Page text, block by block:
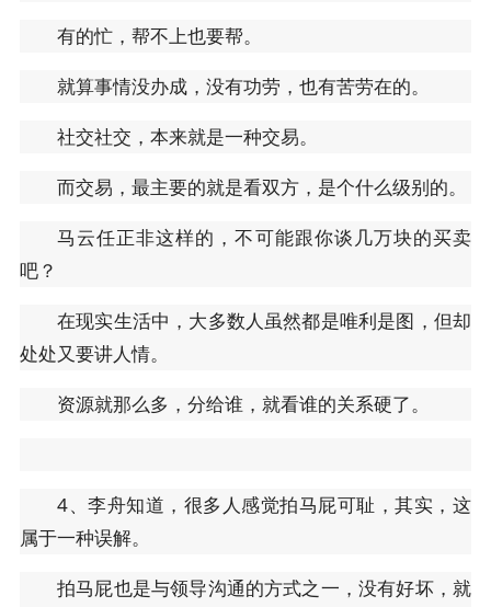
有的忙，帮不上也要帮。
就算事情没办成，没有功劳，也有苦劳在的。
社交社交，本来就是一种交易。
而交易，最主要的就是看双方，是个什么级别的。
马云任正非这样的，不可能跟你谈几万块的买卖
吧？
在现实生活中，大多数人虽然都是唯利是图，但却
处处又要讲人情。
资源就那么多，分给谁，就看谁的关系硬了。
4、李舟知道，很多人感觉拍马屁可耻，其实，这
属于一种误解。
拍马屁也是与领导沟通的方式之一，没有好坏，就